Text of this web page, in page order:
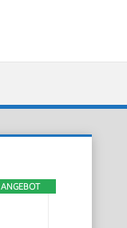
ANGEBOT